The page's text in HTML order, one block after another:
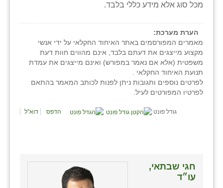
מכל סוג אלא מידע כללי בלבד.
הערת מערכת:
מאמרים המפורסמים באתר האיחוד החקלאי על ידי אנשי
מקצוע מייצגים את דעתם בלבד, אינם מהווים חוות דעת
משפטית (אלא אם נאמר במפורש) ואינם מייצגים את עמדת
תנועת האיחוד החקלאי .
לפרטים נוספים ותגובות ניתן לפנות לכותב המאמר בהתאם
לפרטיו המפורטים לעיל.
גודל פונט הדפס דוא"ל
חגי שבתאי,
עו״ד